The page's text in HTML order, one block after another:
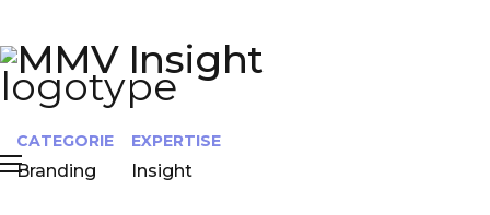
MMV Insight
CATEGORIE
Branding
EXPERTISE
Insight